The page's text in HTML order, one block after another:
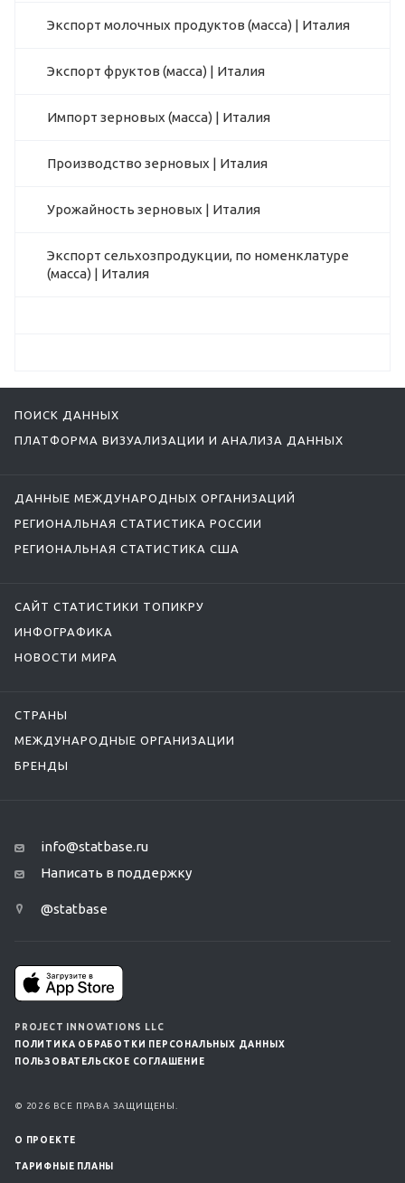
Экспорт молочных продуктов (масса) | Италия
Экспорт фруктов (масса) | Италия
Импорт зерновых (масса) | Италия
Производство зерновых | Италия
Урожайность зерновых | Италия
Экспорт сельхозпродукции, по номенклатуре
(масса) | Италия
ПОИСК ДАННЫХ
ПЛАТФОРМА ВИЗУАЛИЗАЦИИ И АНАЛИЗА ДАННЫХ
ДАННЫЕ МЕЖДУНАРОДНЫХ ОРГАНИЗАЦИЙ
РЕГИОНАЛЬНАЯ СТАТИСТИКА РОССИИ
РЕГИОНАЛЬНАЯ СТАТИСТИКА США
САЙТ СТАТИСТИКИ ТОПИКРУ
ИНФОГРАФИКА
НОВОСТИ МИРА
СТРАНЫ
МЕЖДУНАРОДНЫЕ ОРГАНИЗАЦИИ
БРЕНДЫ
info@statbase.ru
Написать в поддержку
@statbase
PROJECT INNOVATIONS LLC
ПОЛИТИКА ОБРАБОТКИ ПЕРСОНАЛЬНЫХ ДАННЫХ
ПОЛЬЗОВАТЕЛЬСКОЕ СОГЛАШЕНИЕ
© 2026 ВСЕ ПРАВА ЗАЩИЩЕНЫ.
О ПРОЕКТЕ
ТАРИФНЫЕ ПЛАНЫ